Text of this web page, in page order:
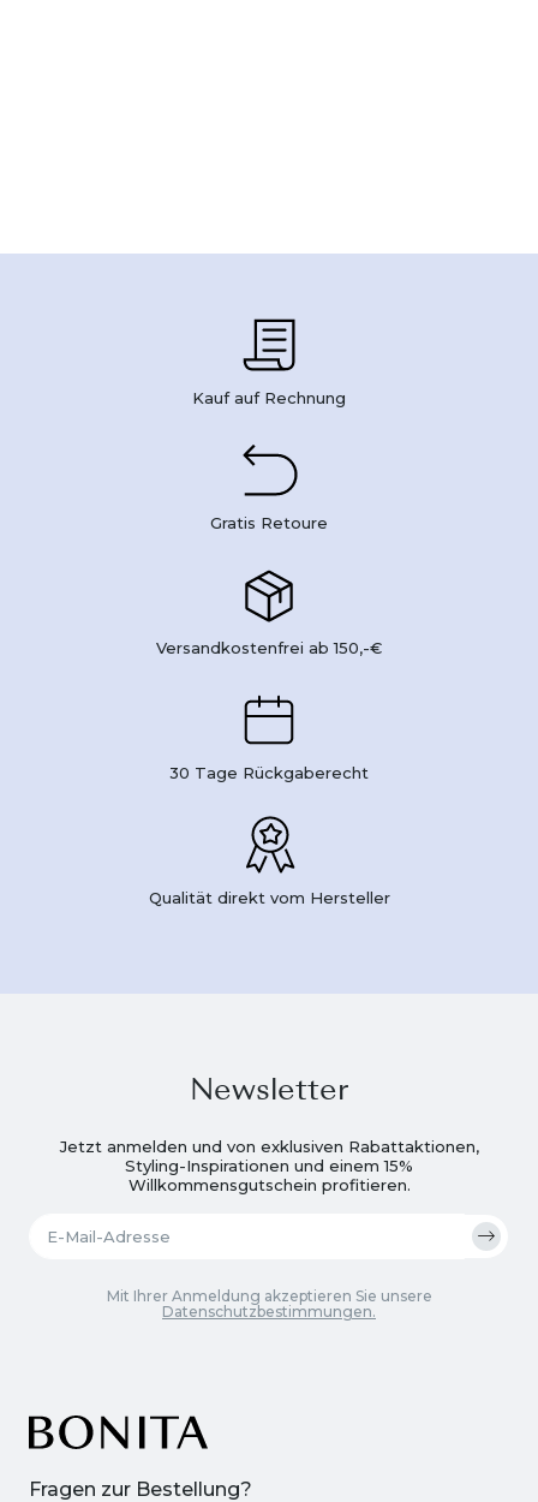
Kauf auf Rechnung
Gratis Retoure
Versandkostenfrei ab 150,-€
30 Tage Rückgaberecht
Qualität direkt vom Hersteller
Fragen zur Bestellung?
Newsletter
Jetzt anmelden und von exklusiven Rabattaktionen,
Styling-Inspirationen und einem 15%
Willkommensgutschein profitieren.
Mit Ihrer Anmeldung akzeptieren Sie unsere
Datenschutzbestimmungen.